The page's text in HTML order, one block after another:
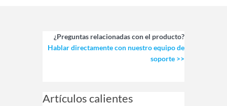
¿Preguntas relacionadas con el producto?
Hablar directamente con nuestro equipo de
soporte >>
Artículos calientes